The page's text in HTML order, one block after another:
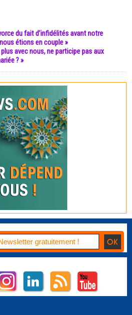
du fait d’infidélités avant notre
étions en couple »
avec nous, ne participe pas aux
? »